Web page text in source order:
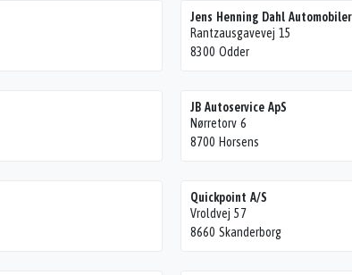
Jens Henning Dahl Automobiler
Rantzausgavevej 15
8300 Odder
JB Autoservice ApS
Nørretorv 6
8700 Horsens
Quickpoint A/S
Vroldvej 57
8660 Skanderborg